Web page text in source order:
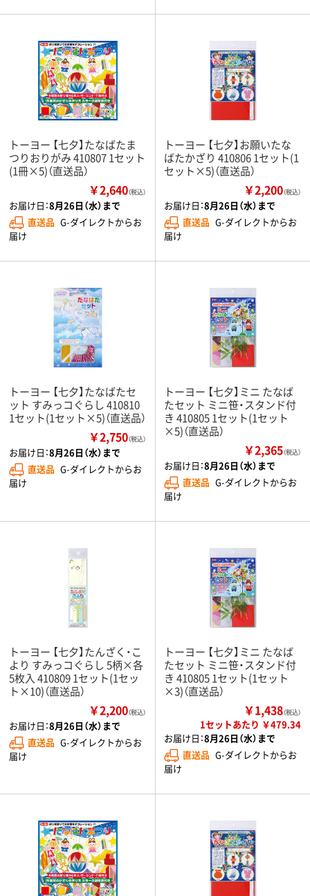
トーヨー 【七夕】たなばたま
つりおりがみ 410807 1セット
(1冊×5)（直送品）
￥2,640（税込）
お届け日：8月26日（水）まで
直送品 G-ダイレクトからお
届け
トーヨー 【七夕】お願いたな
ばたかざり 410806 1セット(1
セット×5)（直送品）
￥2,200（税込）
お届け日：8月26日（水）まで
直送品 G-ダイレクトからお
届け
トーヨー 【七夕】たなばたセ
ット すみっコぐらし 410810
1セット(1セット×5)（直送品）
￥2,750（税込）
お届け日：8月26日（水）まで
直送品 G-ダイレクトからお
届け
トーヨー 【七夕】ミニ たなば
たセット ミニ笹・スタンド付
き 410805 1セット(1セット
×5)（直送品）
￥2,365（税込）
お届け日：8月26日（水）まで
直送品 G-ダイレクトからお
届け
トーヨー 【七夕】たんざく・こ
より すみっコぐらし 5柄×各
5枚入 410809 1セット(1セッ
ト×10)（直送品）
￥2,200（税込）
お届け日：8月26日（水）まで
直送品 G-ダイレクトからお
届け
トーヨー 【七夕】ミニ たなば
たセット ミニ笹・スタンド付
き 410805 1セット(1セット
×3)（直送品）
￥1,438（税込）
1セットあたり ￥479.34
お届け日：8月26日（水）まで
直送品 G-ダイレクトからお
届け